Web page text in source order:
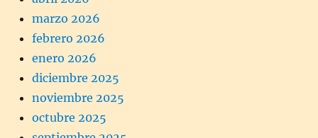
marzo 2026
febrero 2026
enero 2026
diciembre 2025
noviembre 2025
octubre 2025